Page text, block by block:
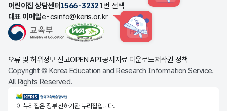
어린이집 상담센터1566-32321번 선택
대표 이메일e-csinfo@keris.or.kr
HINT
오류 및 허위정보 신고OPEN API공시자료 다운로드저작권 정책
Copyright © Korea Education and Research Information Service.
All Rights Reserved.
KERIS한국교육학술정보원
이 누리집은 정부 산하기관 누리집입니다.